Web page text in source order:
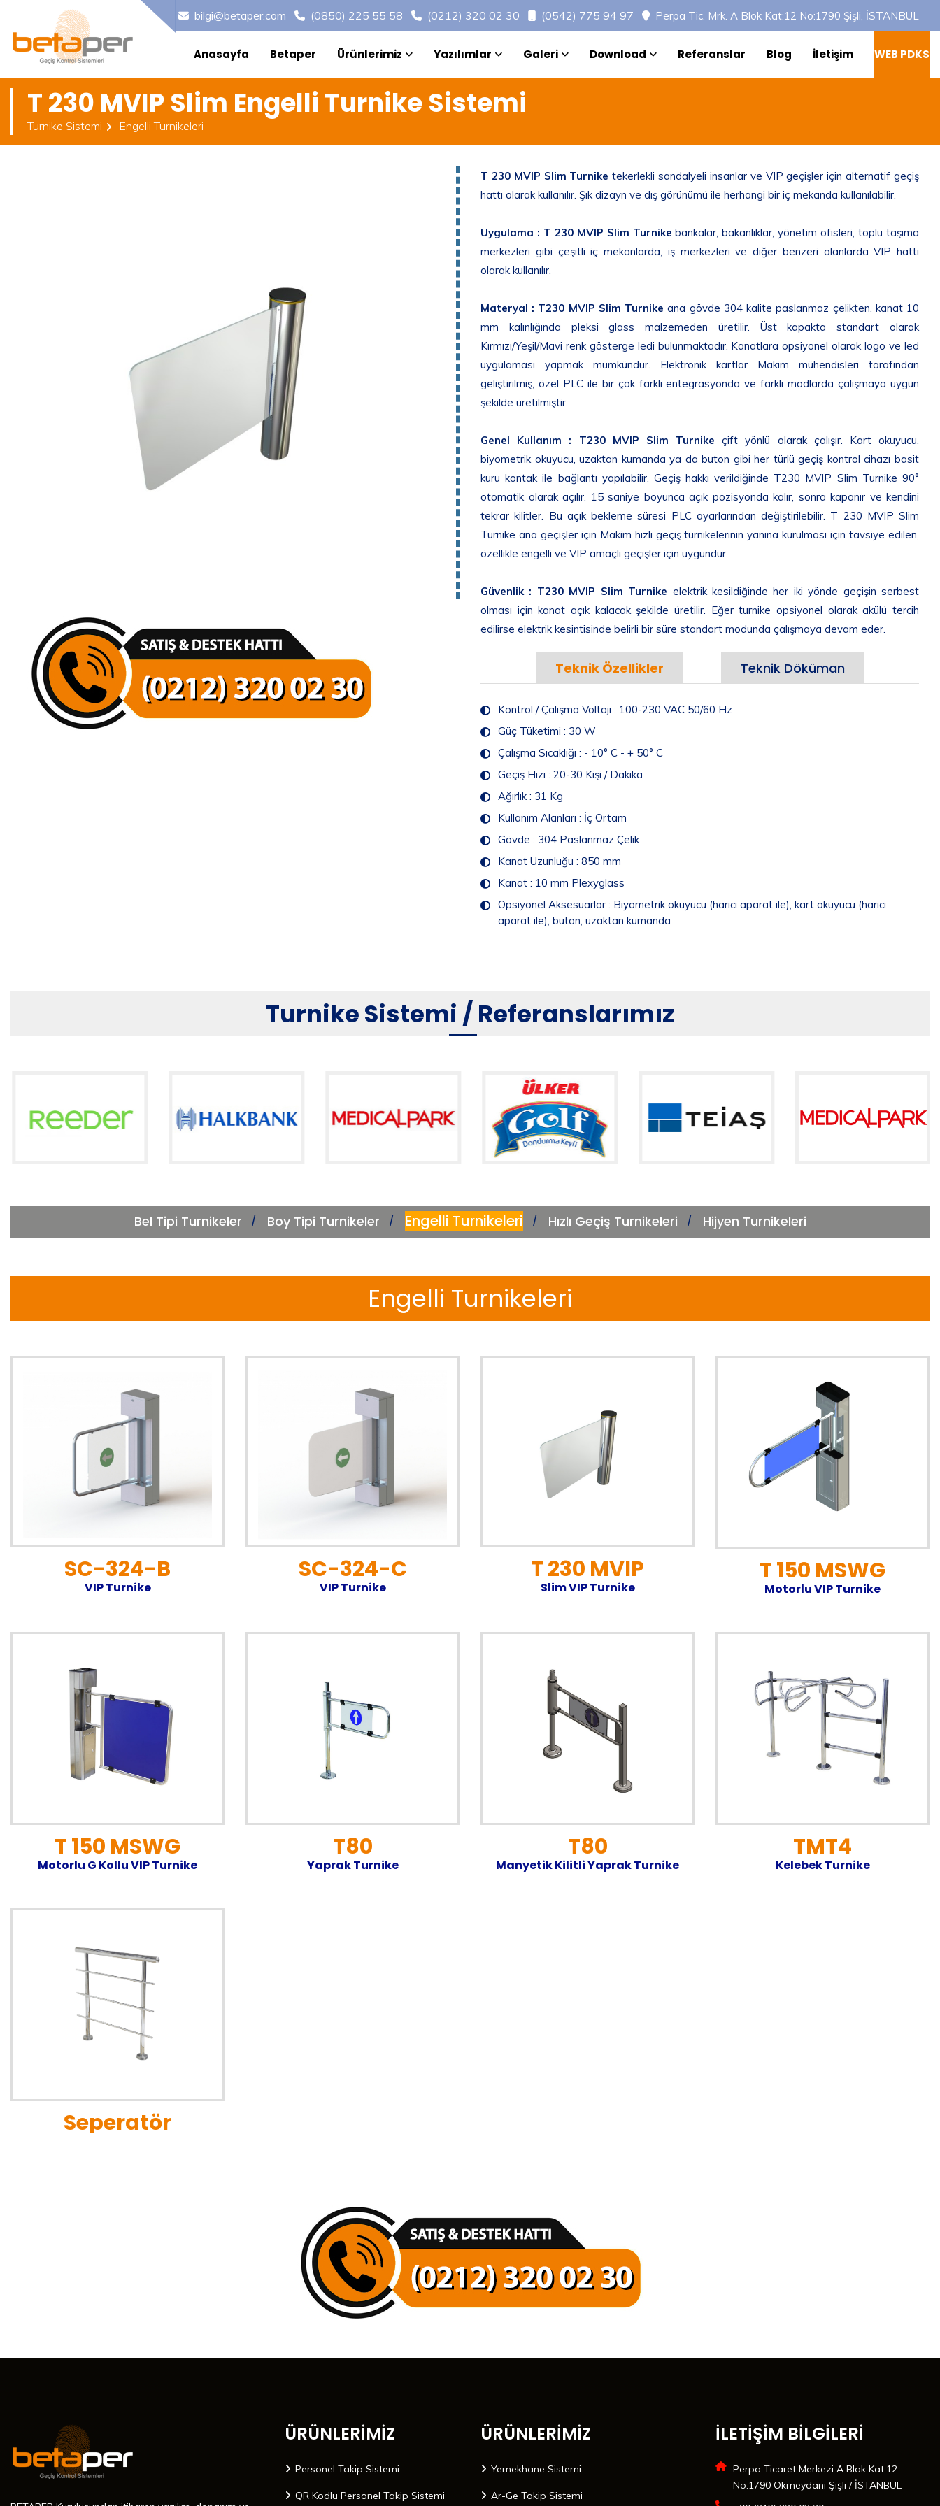
bilgi@betaper.com (0850) 225 55 58 (0212) 320 02 30 (0542) 775 94 97 Perpa Tic. Mrk. A Blok Kat:12 No:1790 Şişli, İSTANBUL
Anasayfa Betaper Ürünlerimiz Yazılımlar Galeri Download Referanslar Blog İletişim WEB PDKS
T 230 MVIP Slim Engelli Turnike Sistemi
Turnike Sistemi Engelli Turnikeleri
T 230 MVIP Slim Turnike tekerlekli sandalyeli insanlar ve VIP geçişler için alternatif geçiş
hattı olarak kullanılır. Şık dizayn ve dış görünümü ile herhangi bir iç mekanda kullanılabilir.
Uygulama : T 230 MVIP Slim Turnike bankalar, bakanlıklar, yönetim ofisleri, toplu taşıma
merkezleri gibi çeşitli iç mekanlarda, iş merkezleri ve diğer benzeri alanlarda VIP hattı
olarak kullanılır.
Materyal : T230 MVIP Slim Turnike ana gövde 304 kalite paslanmaz çelikten, kanat 10
mm kalınlığında pleksi glass malzemeden üretilir. Üst kapakta standart olarak
Kırmızı/Yeşil/Mavi renk gösterge ledi bulunmaktadır. Kanatlara opsiyonel olarak logo ve led
uygulaması yapmak mümkündür. Elektronik kartlar Makim mühendisleri tarafından
geliştirilmiş, özel PLC ile bir çok farklı entegrasyonda ve farklı modlarda çalışmaya uygun
şekilde üretilmiştir.
Genel Kullanım : T230 MVIP Slim Turnike çift yönlü olarak çalışır. Kart okuyucu,
biyometrik okuyucu, uzaktan kumanda ya da buton gibi her türlü geçiş kontrol cihazı basit
kuru kontak ile bağlantı yapılabilir. Geçiş hakkı verildiğinde T230 MVIP Slim Turnike 90°
otomatik olarak açılır. 15 saniye boyunca açık pozisyonda kalır, sonra kapanır ve kendini
tekrar kilitler. Bu açık bekleme süresi PLC ayarlarından değiştirilebilir. T 230 MVIP Slim
Turnike ana geçişler için Makim hızlı geçiş turnikelerinin yanına kurulması için tavsiye edilen,
özellikle engelli ve VIP amaçlı geçişler için uygundur.
Güvenlik : T230 MVIP Slim Turnike elektrik kesildiğinde her iki yönde geçişin serbest
olması için kanat açık kalacak şekilde üretilir. Eğer turnike opsiyonel olarak akülü tercih
edilirse elektrik kesintisinde belirli bir süre standart modunda çalışmaya devam eder.
Teknik Özellikler Teknik Döküman
Kontrol / Çalışma Voltajı : 100-230 VAC 50/60 Hz
Güç Tüketimi : 30 W
Çalışma Sıcaklığı : - 10° C - + 50° C
Geçiş Hızı : 20-30 Kişi / Dakika
Ağırlık : 31 Kg
Kullanım Alanları : İç Ortam
Gövde : 304 Paslanmaz Çelik
Kanat Uzunluğu : 850 mm
Kanat : 10 mm Plexyglass
Opsiyonel Aksesuarlar : Biyometrik okuyucu (harici aparat ile), kart okuyucu (harici
aparat ile), buton, uzaktan kumanda
Turnike Sistemi / Referanslarımız
Bel Tipi Turnikeler Boy Tipi Turnikeler Engelli Turnikeleri Hızlı Geçiş Turnikeleri Hijyen Turnikeleri
Engelli Turnikeleri
SC-324-B
VIP Turnike
SC-324-C
VIP Turnike
T 230 MVIP
Slim VIP Turnike
T 150 MSWG
Motorlu VIP Turnike
T 150 MSWG
Motorlu G Kollu VIP Turnike
T80
Yaprak Turnike
T80
Manyetik Kilitli Yaprak Turnike
TMT4
Kelebek Turnike
Seperatör
ÜRÜNLERİMİZ
Personel Takip Sistemi
QR Kodlu Personel Takip Sistemi
ÜRÜNLERİMİZ
Yemekhane Sistemi
Ar-Ge Takip Sistemi
İLETİŞİM BİLGİLERİ
Perpa Ticaret Merkezi A Blok Kat:12
No:1790 Okmeydanı Şişli / İSTANBUL